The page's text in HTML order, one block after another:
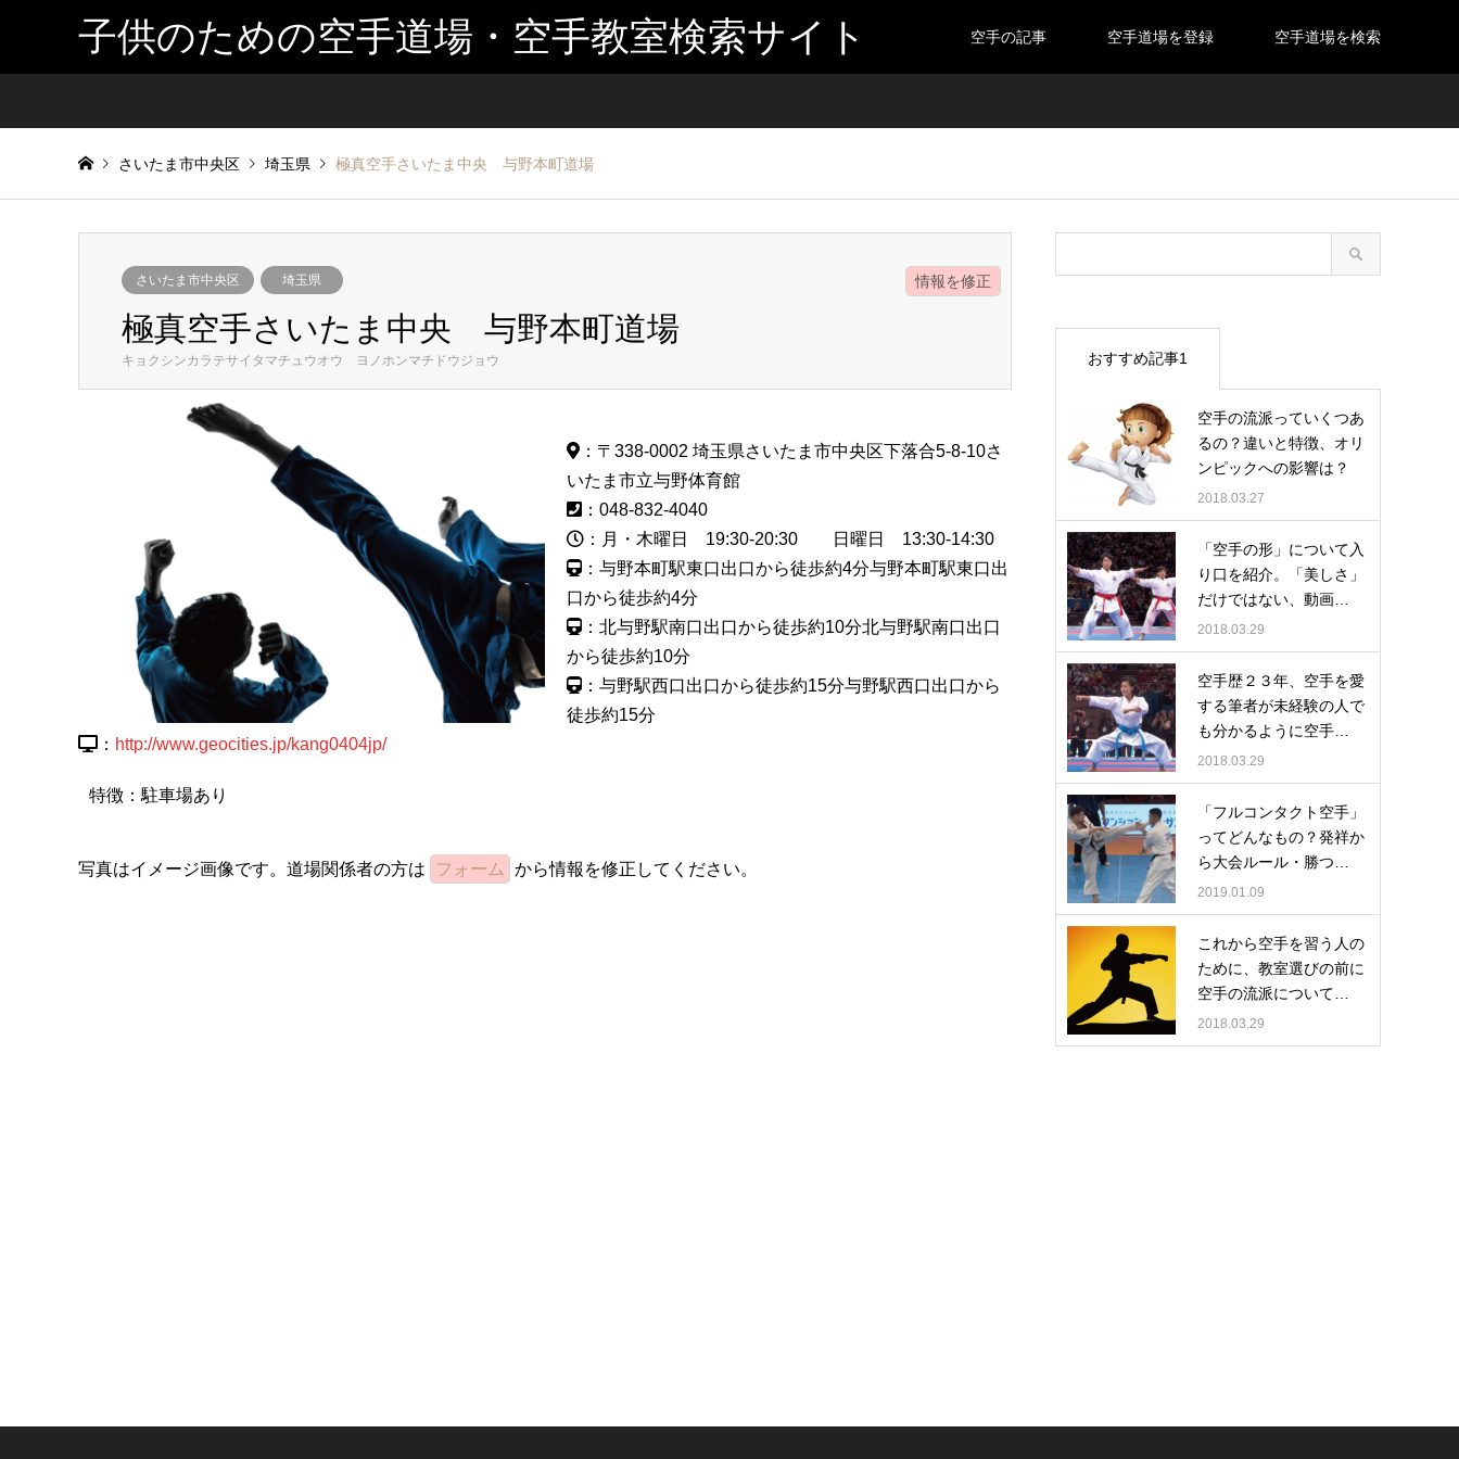
子供のための空手道場・空手教室検索サイト 空手の記事 空手道場を登録 空手道場を検索
さいたま市中央区 埼玉県 極真空手さいたま中央 与野本町道場
さいたま市中央区 埼玉県 情報を修正
極真空手さいたま中央 与野本町道場
キョクシンカラテサイタマチュウオウ ヨノホンマチドウジョウ
：〒338-0002 埼玉県さいたま市中央区下落合5-8-10さ
いたま市立与野体育館
：048-832-4040
：月・木曜日 19:30-20:30 日曜日 13:30-14:30
：与野本町駅東口出口から徒歩約4分与野本町駅東口出
口から徒歩約4分
：北与野駅南口出口から徒歩約10分北与野駅南口出口
から徒歩約10分
：与野駅西口出口から徒歩約15分与野駅西口出口から
徒歩約15分
： http://www.geocities.jp/kang0404jp/
特徴：駐車場あり
写真はイメージ画像です。道場関係者の方は フォーム から情報を修正してください。
おすすめ記事1
空手の流派っていくつあ
るの？違いと特徴、オリ
ンピックへの影響は？
2018.03.27
「空手の形」について入
り口を紹介。「美しさ」
だけではない、動画…
2018.03.29
空手歴２３年、空手を愛
する筆者が未経験の人で
も分かるように空手…
2018.03.29
「フルコンタクト空手」
ってどんなもの？発祥か
ら大会ルール・勝つ…
2019.01.09
これから空手を習う人の
ために、教室選びの前に
空手の流派について…
2018.03.29